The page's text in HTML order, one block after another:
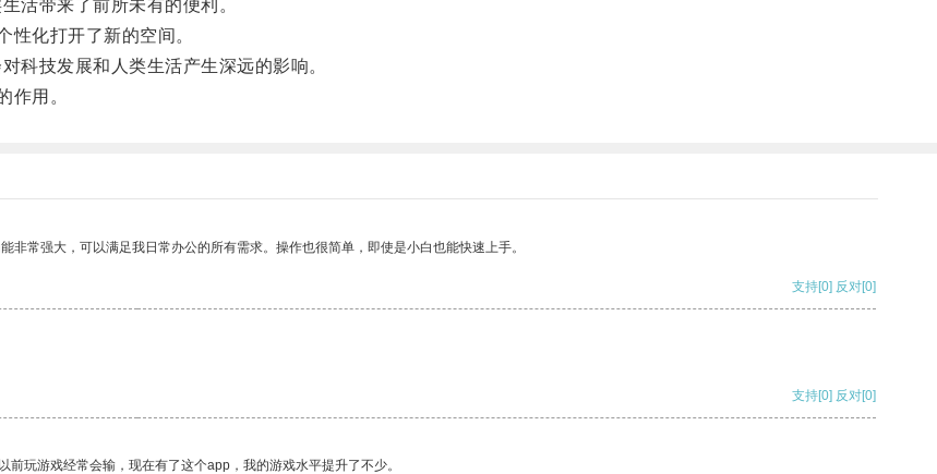
带来了前所未有的便利。
化打开了新的空间。
技发展和人类生活产生深远的影响。
用。
常强大，可以满足我日常办公的所有需求。操作也很简单，即使是小白也能快速上手。
支持[0] 反对[0]
支持[0] 反对[0]
玩游戏经常会输，现在有了这个app，我的游戏水平提升了不少。